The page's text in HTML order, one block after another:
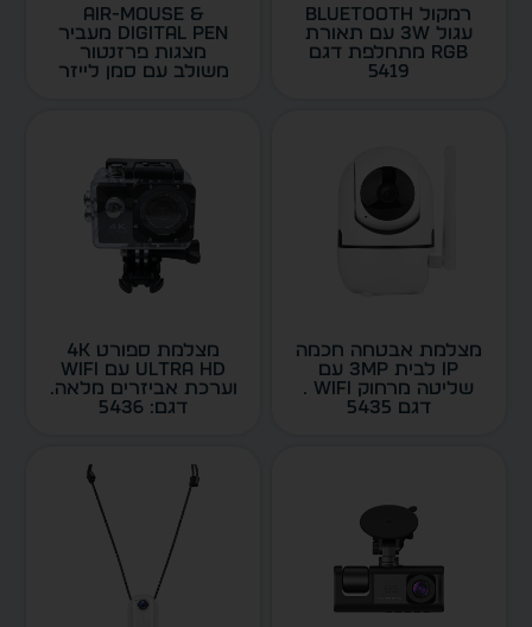
רמקול Bluetooth
עגול 3W עם תאורת
RGB מתחלפת דגם
5419
Air-Mouse &
Digital Pen מעביר
מצגות פרזנטור
משולב עם סמן לייזר
מצלמת אבטחה חכמה
IP לבית 3MP עם
שליטה מרחוק WiFi .
דגם 5435
מצלמת ספורט 4K
Ultra HD עם WiFi
וערכת אביזרים מלאה.
דגם: 5436